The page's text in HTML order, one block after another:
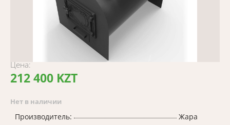
Цена:
212 400 KZT
Нет в наличии
Производитель:
Жара